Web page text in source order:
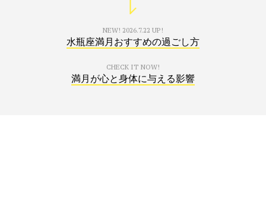
NEW! 2026.7.22 UP!
水瓶座満月おすすめの過ごし方
CHECK IT NOW!
満月が心と身体に与える影響